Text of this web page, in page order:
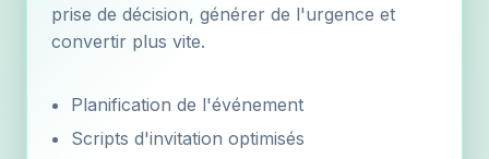
prise de décision, générer de l'urgence et
convertir plus vite.
Planification de l'événement
Scripts d'invitation optimisés